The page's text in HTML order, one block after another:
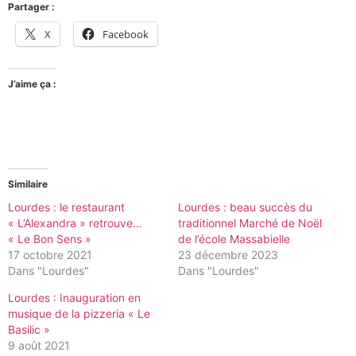
Partager :
X Facebook
J’aime ça :
Similaire
Lourdes : le restaurant
« L’Alexandra » retrouve…
« Le Bon Sens »
17 octobre 2021
Dans "Lourdes"
Lourdes : beau succès du
traditionnel Marché de Noël
de l’école Massabielle
23 décembre 2023
Dans "Lourdes"
Lourdes : Inauguration en
musique de la pizzeria « Le
Basilic »
9 août 2021